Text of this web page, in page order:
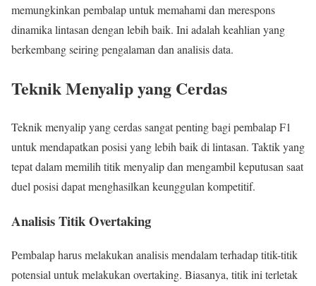
memungkinkan pembalap untuk memahami dan merespons
dinamika lintasan dengan lebih baik. Ini adalah keahlian yang
berkembang seiring pengalaman dan analisis data.
Teknik Menyalip yang Cerdas
Teknik menyalip yang cerdas sangat penting bagi pembalap F1
untuk mendapatkan posisi yang lebih baik di lintasan. Taktik yang
tepat dalam memilih titik menyalip dan mengambil keputusan saat
duel posisi dapat menghasilkan keunggulan kompetitif.
Analisis Titik Overtaking
Pembalap harus melakukan analisis mendalam terhadap titik-titik
potensial untuk melakukan overtaking. Biasanya, titik ini terletak